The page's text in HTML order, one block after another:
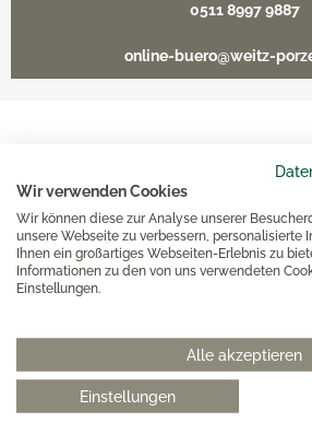
Wir verwenden Cookies
Wir können diese zur Analyse unserer
unsere Webseite zu verbessern, personalisierte
Ihnen ein großartiges Webseiten-Erlebnis zu
Informationen zu den von uns verwendeten
Einstellungen.
Alle akzeptieren
Einstellungen
0511 8997 9887
online-buero@weitz-
Unsere
Hannover
Hamburg am Neuen Wall
Hamburg AEZ